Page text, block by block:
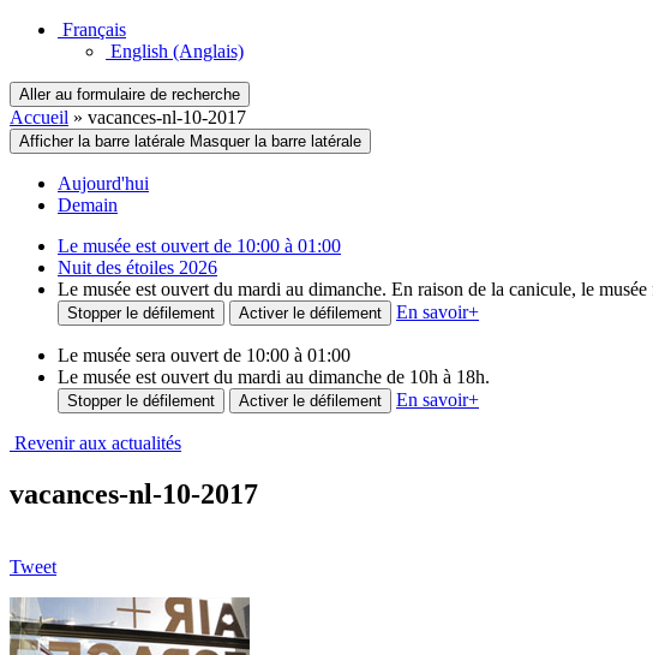
Français
English (Anglais)
Aller au formulaire de recherche
Accueil » vacances-nl-10-2017
Afficher la barre latérale Masquer la barre latérale
Aujourd'hui
Demain
Le musée est ouvert de 10:00 à 01:00
Nuit des étoiles 2026
Le musée est ouvert du mardi au dimanche. En raison de la canicule, le
Stopper le défilement Activer le défilement En savoir+
Le musée sera ouvert de 10:00 à 01:00
Le musée est ouvert du mardi au dimanche de 10h à 18h.
Stopper le défilement Activer le défilement En savoir+
Revenir aux actualités
vacances-nl-10-2017
Tweet